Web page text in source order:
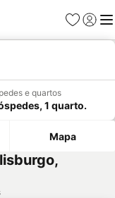
Favoritos
Iniciar
e quartos
1 quarto.
Mapa